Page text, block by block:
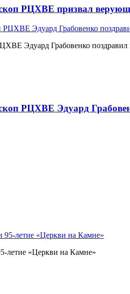
РЦХВЕ призвал
Эдуард Грабовенко
РЦХВЕ Эдуард
летие «Церкви на Камне»